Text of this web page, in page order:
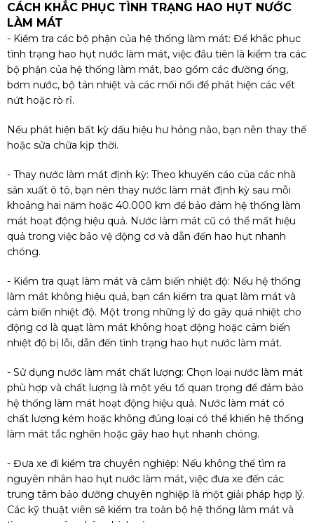
CÁCH KHẮC PHỤC TÌNH TRẠNG HAO HỤT NƯỚC
LÀM MÁT
- Kiểm tra các bộ phận của hệ thống làm mát: Để khắc phục
tình trạng hao hụt nước làm mát, việc đầu tiên là kiểm tra các
bộ phận của hệ thống làm mát, bao gồm các đường ống,
bơm nước, bộ tản nhiệt và các mối nối để phát hiện các vết
nứt hoặc rò rỉ.
Nếu phát hiện bất kỳ dấu hiệu hư hỏng nào, bạn nên thay thế
hoặc sửa chữa kịp thời.
- Thay nước làm mát định kỳ: Theo khuyến cáo của các nhà
sản xuất ô tô, bạn nên thay nước làm mát định kỳ sau mỗi
khoảng hai năm hoặc 40.000 km để bảo đảm hệ thống làm
mát hoạt động hiệu quả. Nước làm mát cũ có thể mất hiệu
quả trong việc bảo vệ động cơ và dẫn đến hao hụt nhanh
chóng.
- Kiểm tra quạt làm mát và cảm biến nhiệt độ: Nếu hệ thống
làm mát không hiệu quả, bạn cần kiểm tra quạt làm mát và
cảm biến nhiệt độ. Một trong những lý do gây quá nhiệt cho
động cơ là quạt làm mát không hoạt động hoặc cảm biến
nhiệt độ bị lỗi, dẫn đến tình trạng hao hụt nước làm mát.
- Sử dụng nước làm mát chất lượng: Chọn loại nước làm mát
phù hợp và chất lượng là một yếu tố quan trọng để đảm bảo
hệ thống làm mát hoạt động hiệu quả. Nước làm mát có
chất lượng kém hoặc không đúng loại có thể khiến hệ thống
làm mát tắc nghẽn hoặc gây hao hụt nhanh chóng.
- Đưa xe đi kiểm tra chuyên nghiệp: Nếu không thể tìm ra
nguyên nhân hao hụt nước làm mát, việc đưa xe đến các
trung tâm bảo dưỡng chuyên nghiệp là một giải pháp hợp lý.
Các kỹ thuật viên sẽ kiểm tra toàn bộ hệ thống làm mát và